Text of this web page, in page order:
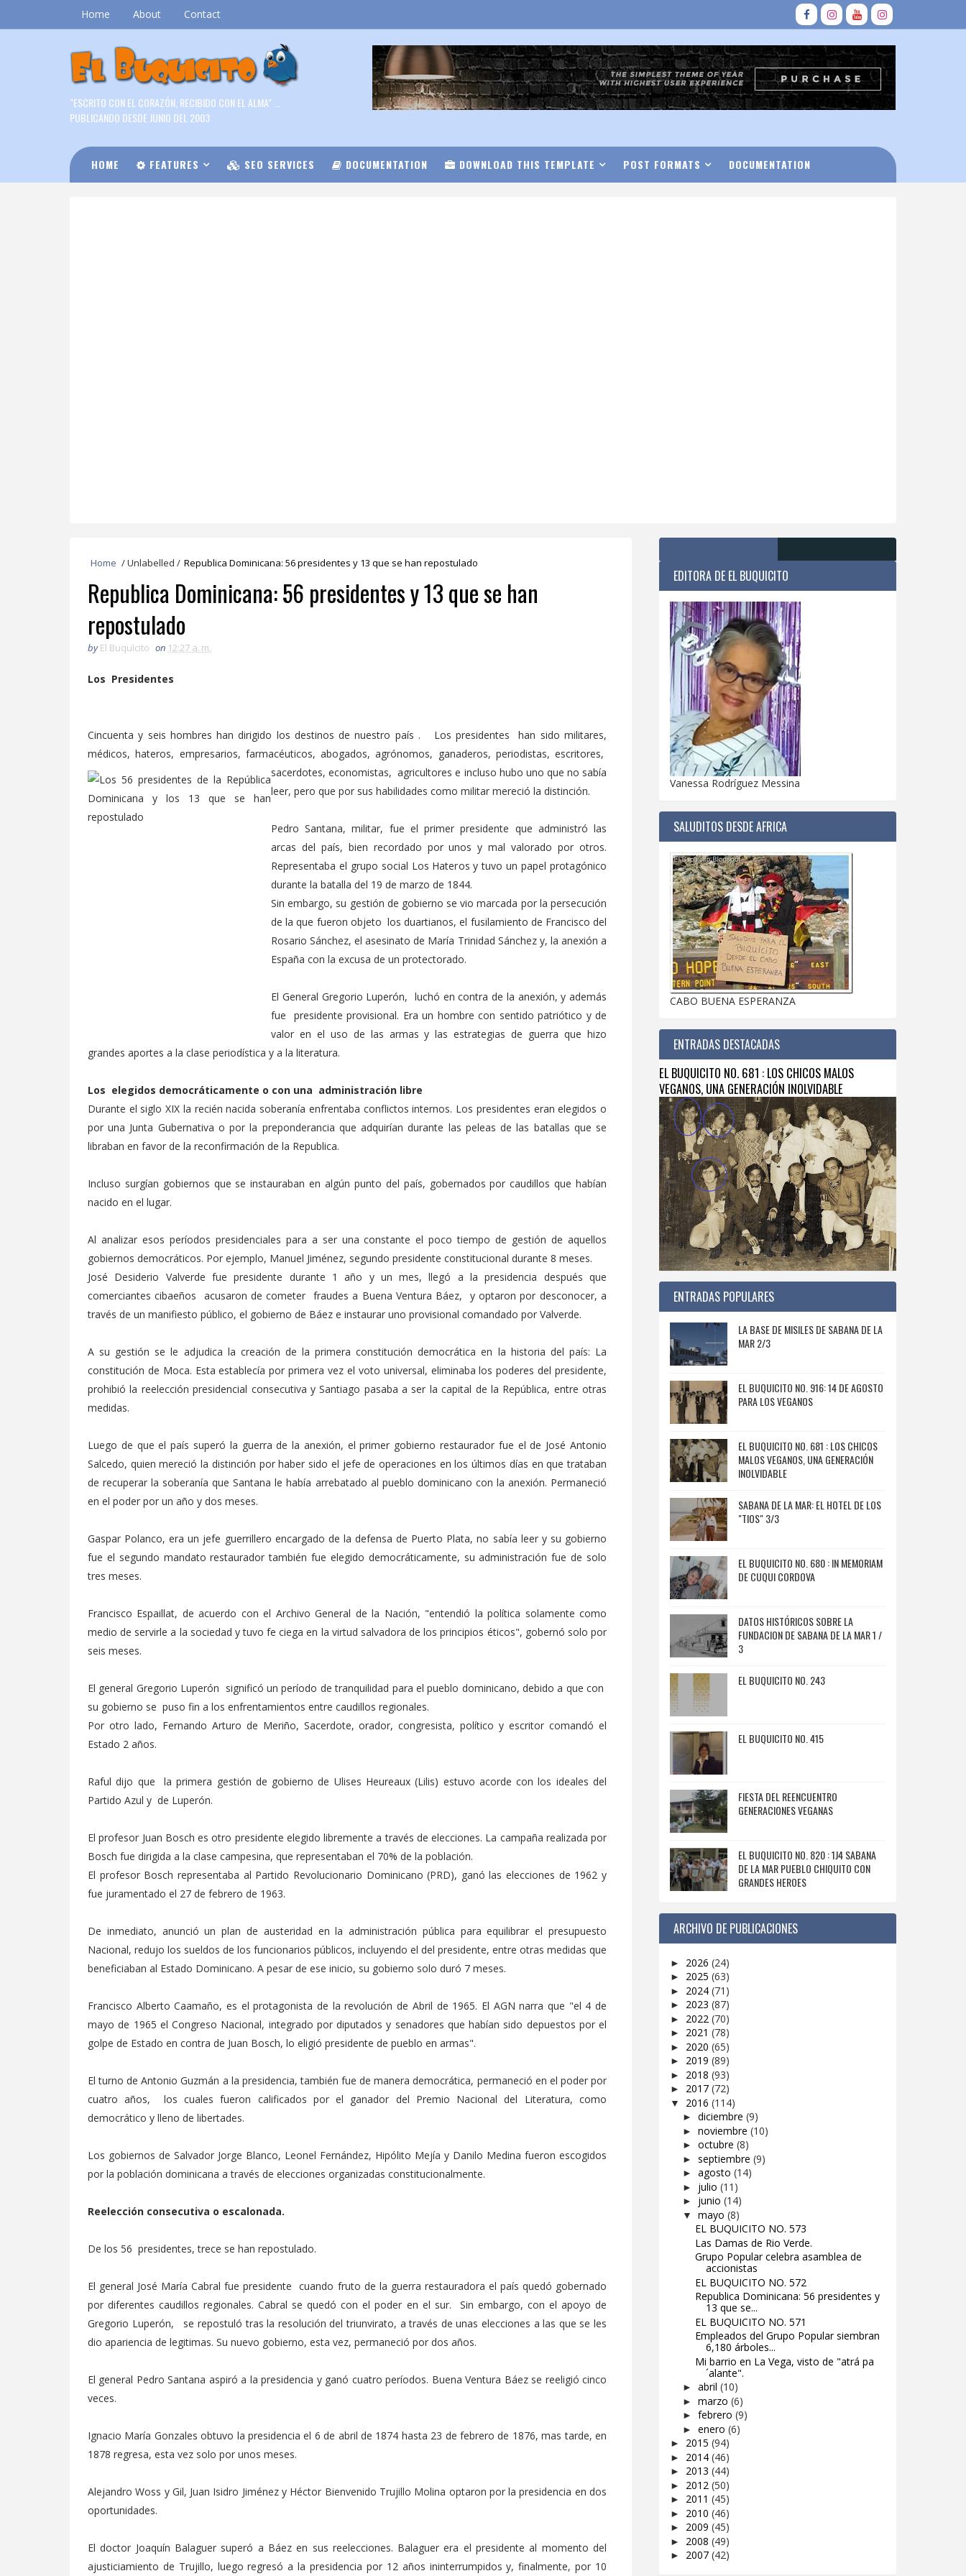
Home About Contact
"ESCRITO CON EL CORAZÓN, RECIBIDO CON EL ALMA" ...
PUBLICANDO DESDE JUNIO DEL 2003
HOME FEATURES SEO SERVICES DOCUMENTATION DOWNLOAD THIS TEMPLATE POST FORMATS DOCUMENTATION
Home /Unlabelled / Republica Dominicana: 56 presidentes y 13 que se han repostulado
Republica Dominicana: 56 presidentes y 13 que se han
repostulado
by El Buquìcito on 12:27 a. m.
Los Presidentes
Cincuenta y seis hombres han dirigido los destinos de nuestro país . Los presidentes han sido militares,
médicos, hateros, empresarios, farmacéuticos, abogados, agrónomos, ganaderos, periodistas, escritores,
sacerdotes, economistas, agricultores e incluso hubo uno que no sabía
leer, pero que por sus habilidades como militar mereció la distinción.
Pedro Santana, militar, fue el primer presidente que administró las
arcas del país, bien recordado por unos y mal valorado por otros.
Representaba el grupo social Los Hateros y tuvo un papel protagónico
durante la batalla del 19 de marzo de 1844.
Sin embargo, su gestión de gobierno se vio marcada por la persecución
de la que fueron objeto los duartianos, el fusilamiento de Francisco del
Rosario Sánchez, el asesinato de María Trinidad Sánchez y, la anexión a
España con la excusa de un protectorado.
El General Gregorio Luperón, luchó en contra de la anexión, y además
fue presidente provisional. Era un hombre con sentido patriótico y de
valor en el uso de las armas y las estrategias de guerra que hizo
grandes aportes a la clase periodística y a la literatura.
Los elegidos democráticamente o con una administración libre
Durante el siglo XIX la recién nacida soberanía enfrentaba conflictos internos. Los presidentes eran elegidos o
por una Junta Gubernativa o por la preponderancia que adquirían durante las peleas de las batallas que se
libraban en favor de la reconfirmación de la Republica.
Incluso surgían gobiernos que se instauraban en algún punto del país, gobernados por caudillos que habían
nacido en el lugar.
Al analizar esos períodos presidenciales para a ser una constante el poco tiempo de gestión de aquellos
gobiernos democráticos. Por ejemplo, Manuel Jiménez, segundo presidente constitucional durante 8 meses.
José Desiderio Valverde fue presidente durante 1 año y un mes, llegó a la presidencia después que
comerciantes cibaeños acusaron de cometer fraudes a Buena Ventura Báez, y optaron por desconocer, a
través de un manifiesto público, el gobierno de Báez e instaurar uno provisional comandado por Valverde.
A su gestión se le adjudica la creación de la primera constitución democrática en la historia del país: La
constitución de Moca. Esta establecía por primera vez el voto universal, eliminaba los poderes del presidente,
prohibió la reelección presidencial consecutiva y Santiago pasaba a ser la capital de la República, entre otras
medidas.
Luego de que el país superó la guerra de la anexión, el primer gobierno restaurador fue el de José Antonio
Salcedo, quien mereció la distinción por haber sido el jefe de operaciones en los últimos días en que trataban
de recuperar la soberanía que Santana le había arrebatado al pueblo dominicano con la anexión. Permaneció
en el poder por un año y dos meses.
Gaspar Polanco, era un jefe guerrillero encargado de la defensa de Puerto Plata, no sabía leer y su gobierno
fue el segundo mandato restaurador también fue elegido democráticamente, su administración fue de solo
tres meses.
Francisco Espaillat, de acuerdo con el Archivo General de la Nación, "entendió la política solamente como
medio de servirle a la sociedad y tuvo fe ciega en la virtud salvadora de los principios éticos", gobernó solo por
seis meses.
El general Gregorio Luperón significó un período de tranquilidad para el pueblo dominicano, debido a que con
su gobierno se puso fin a los enfrentamientos entre caudillos regionales.
Por otro lado, Fernando Arturo de Meriño, Sacerdote, orador, congresista, político y escritor comandó el
Estado 2 años.
Raful dijo que la primera gestión de gobierno de Ulises Heureaux (Lilis) estuvo acorde con los ideales del
Partido Azul y de Luperón.
El profesor Juan Bosch es otro presidente elegido libremente a través de elecciones. La campaña realizada por
Bosch fue dirigida a la clase campesina, que representaban el 70% de la población.
El profesor Bosch representaba al Partido Revolucionario Dominicano (PRD), ganó las elecciones de 1962 y
fue juramentado el 27 de febrero de 1963.
De inmediato, anunció un plan de austeridad en la administración pública para equilibrar el presupuesto
Nacional, redujo los sueldos de los funcionarios públicos, incluyendo el del presidente, entre otras medidas que
beneficiaban al Estado Dominicano. A pesar de ese inicio, su gobierno solo duró 7 meses.
Francisco Alberto Caamaño, es el protagonista de la revolución de Abril de 1965. El AGN narra que "el 4 de
mayo de 1965 el Congreso Nacional, integrado por diputados y senadores que habían sido depuestos por el
golpe de Estado en contra de Juan Bosch, lo eligió presidente de pueblo en armas".
El turno de Antonio Guzmán a la presidencia, también fue de manera democrática, permaneció en el poder por
cuatro años, los cuales fueron calificados por el ganador del Premio Nacional del Literatura, como
democrático y lleno de libertades.
Los gobiernos de Salvador Jorge Blanco, Leonel Fernández, Hipólito Mejía y Danilo Medina fueron escogidos
por la población dominicana a través de elecciones organizadas constitucionalmente.
Reelección consecutiva o escalonada.
De los 56 presidentes, trece se han repostulado.
El general José María Cabral fue presidente cuando fruto de la guerra restauradora el país quedó gobernado
por diferentes caudillos regionales. Cabral se quedó con el poder en el sur. Sin embargo, con el apoyo de
Gregorio Luperón, se repostuló tras la resolución del triunvirato, a través de unas elecciones a las que se les
dio apariencia de legitimas. Su nuevo gobierno, esta vez, permaneció por dos años.
El general Pedro Santana aspiró a la presidencia y ganó cuatro períodos. Buena Ventura Báez se reeligió cinco
veces.
Ignacio María Gonzales obtuvo la presidencia el 6 de abril de 1874 hasta 23 de febrero de 1876, mas tarde, en
1878 regresa, esta vez solo por unos meses.
Alejandro Woss y Gil, Juan Isidro Jiménez y Héctor Bienvenido Trujillo Molina optaron por la presidencia en dos
oportunidades.
El doctor Joaquín Balaguer superó a Báez en sus reelecciones. Balaguer era el presidente al momento del
ajusticiamiento de Trujillo, luego regresó a la presidencia por 12 años ininterrumpidos y, finalmente, por 10
EDITORA DE EL BUQUICITO
Vanessa Rodríguez Messina
SALUDITOS DESDE AFRICA
CABO BUENA ESPERANZA
ENTRADAS DESTACADAS
EL BUQUICITO NO. 681 : LOS CHICOS MALOS
VEGANOS, UNA GENERACIÓN INOLVIDABLE
ENTRADAS POPULARES
LA BASE DE MISILES DE SABANA DE LA
MAR 2/3
EL BUQUICITO NO. 916: 14 DE AGOSTO
PARA LOS VEGANOS
EL BUQUICITO NO. 681 : LOS CHICOS
MALOS VEGANOS, UNA GENERACIÓN
INOLVIDABLE
SABANA DE LA MAR: EL HOTEL DE LOS
"TIOS" 3/3
EL BUQUICITO NO. 680 : IN MEMORIAM
DE CUQUI CORDOVA
DATOS HISTÓRICOS SOBRE LA
FUNDACION DE SABANA DE LA MAR 1 /
3
EL BUQUICITO NO. 243
EL BUQUICITO NO. 415
FIESTA DEL REENCUENTRO
GENERACIONES VEGANAS
EL BUQUICITO NO. 820 : 1J4 SABANA
DE LA MAR PUEBLO CHIQUITO CON
GRANDES HEROES
ARCHIVO DE PUBLICACIONES
► 2026 (24)
► 2025 (63)
► 2024 (71)
► 2023 (87)
► 2022 (70)
► 2021 (78)
► 2020 (65)
► 2019 (89)
► 2018 (93)
► 2017 (72)
▼ 2016 (114)
► diciembre (9)
► noviembre (10)
► octubre (8)
► septiembre (9)
► agosto (14)
► julio (11)
► junio (14)
▼ mayo (8)
EL BUQUICITO NO. 573
Las Damas de Rio Verde.
Grupo Popular celebra asamblea de
accionistas
EL BUQUICITO NO. 572
Republica Dominicana: 56 presidentes y
13 que se...
EL BUQUICITO NO. 571
Empleados del Grupo Popular siembran
6,180 árboles...
Mi barrio en La Vega, visto de "atrá pa
´alante".
► abril (10)
► marzo (6)
► febrero (9)
► enero (6)
► 2015 (94)
► 2014 (46)
► 2013 (44)
► 2012 (50)
► 2011 (45)
► 2010 (46)
► 2009 (45)
► 2008 (49)
► 2007 (42)